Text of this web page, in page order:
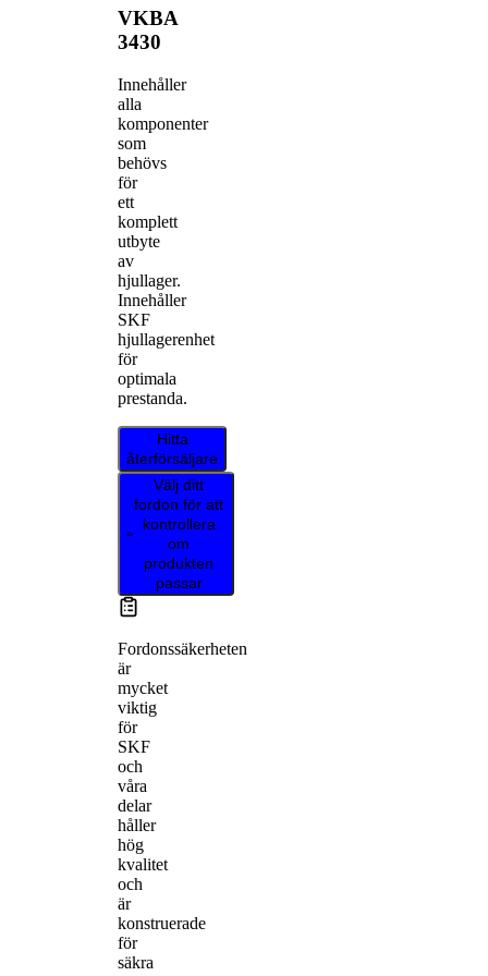
VKBA
3430
Innehåller
alla
komponenter
som
behövs
för
ett
komplett
utbyte
av
hjullager.
Innehåller
SKF
hjullagerenhet
för
optimala
prestanda.
Hitta
återförsäljare
Välj ditt
fordon för att
kontrollera
om
produkten
passar
Fordonssäkerheten
är
mycket
viktig
för
SKF
och
våra
delar
håller
hög
kvalitet
och
är
konstruerade
för
säkra